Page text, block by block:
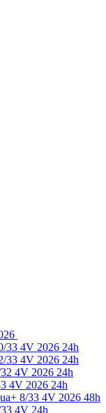
33 4V 2026 24h
33 4V 2026 24h
4V 2026 24h
4V 2026 24h
8/33 4V 2026 48h
4V 24h